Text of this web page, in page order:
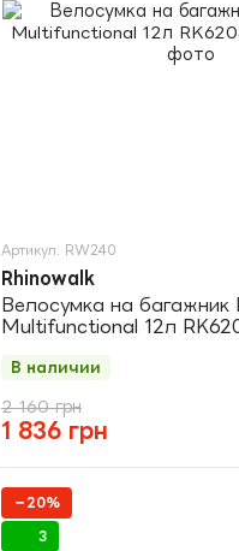
Артикул: RW240
Rhinowalk
Велосумка на багажник
Multifunctional 12л
2 160 грн
1 836 грн
В наличии
−20%
3